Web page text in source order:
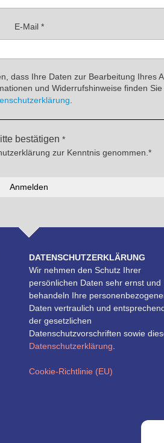
E-Mail *
dass Ihre Daten zur Bearbeitung Ihres
und Widerrufshinweise finden
bestätigen *
zur Kenntnis genommen.*
DATENSCHUTZERKLÄRUNG
Wir nehmen den Schutz Ihrer
persönlichen Daten sehr ernst und
behandeln Ihre
Daten vertraulich und
der gesetzlichen
Datenschutzvorschriften sowie
Datenschutzerklärung
Cookie-Richtlinie (EU)